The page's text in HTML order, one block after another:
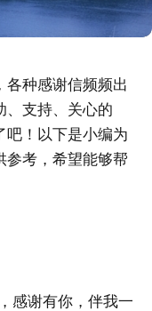
各种感谢信频频出
、支持、关心的
吧！以下是小编为
参考，希望能够帮
感谢有你，伴我一